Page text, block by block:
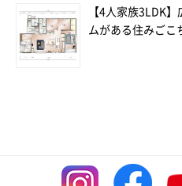
【4人家族3LDK
ムがある住みごこ